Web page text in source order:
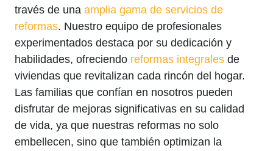
través de una amplia gama de servicios de
reformas. Nuestro equipo de profesionales
experimentados destaca por su dedicación y
habilidades, ofreciendo reformas integrales de
viviendas que revitalizan cada rincón del hogar.
Las familias que confían en nosotros pueden
disfrutar de mejoras significativas en su calidad
de vida, ya que nuestras reformas no solo
embellecen, sino que también optimizan la